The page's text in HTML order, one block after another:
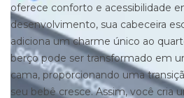
oferece conforto e acessibilidade
desenvolvimento, sua cabeceira
adiciona um charme único ao
berço pode ser transformado em
cama, proporcionando uma
seu bebê cresce. Assim, você cria